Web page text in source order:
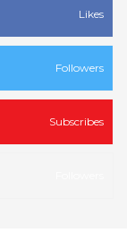
Likes
Followers
Subscribes